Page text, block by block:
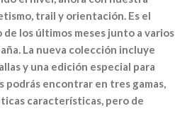
trail y orientación. Es el
los últimos meses junto a varios
La nueva colección incluye
y una edición especial para
podrás encontrar en tres gamas,
características, pero de